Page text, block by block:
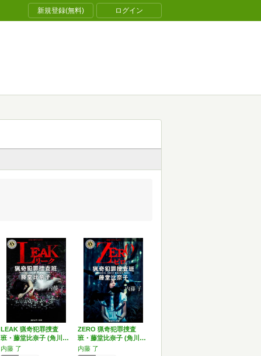
新規登録(無料) ログイン
LEAK 猟奇犯罪捜査
班・藤堂比奈子 (角川…
内藤 了
ZERO 猟奇犯罪捜査
班・藤堂比奈子 (角川…
内藤 了